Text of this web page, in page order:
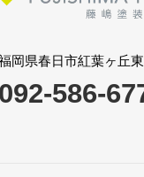
岡県春日市紅葉ヶ丘
092-586-